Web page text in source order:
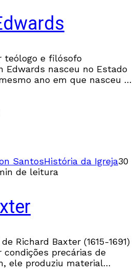
teólogo e filósofo
Edwards nasceu no Estado
ano em que nasceu o
SantosHistória da Igreja30
de leitura
Richard Baxter (1615-1691)
precárias de
ele produziu material